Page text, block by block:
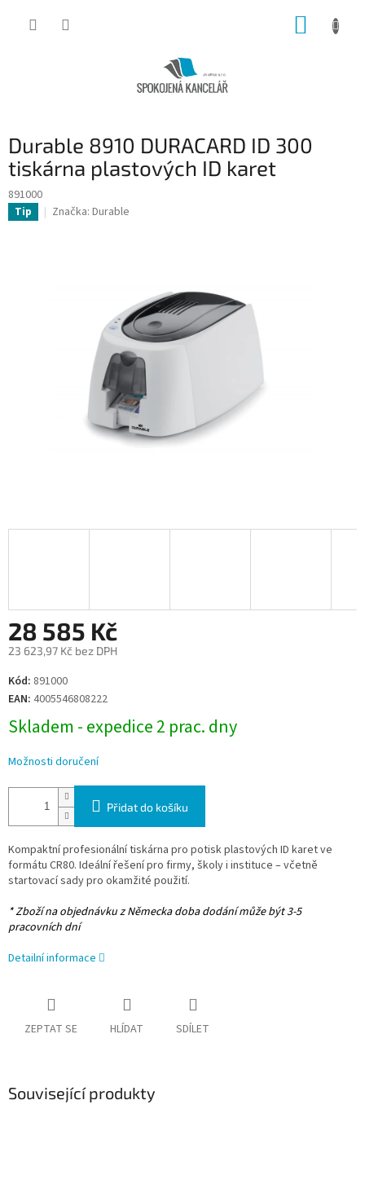
Durable 8910 DURACARD ID 300
tiskárna plastových ID karet
891000
Tip Značka: Durable
28 585 Kč
23 623,97 Kč bez DPH
Měrná
cena:
Kód: 891000
EAN: 4005546808222
Skladem - expedice 2 prac. dny
Možnosti doručení
Přidat do košíku
Kompaktní profesionální tiskárna pro potisk plastových ID karet ve
formátu CR80. Ideální řešení pro firmy, školy i instituce – včetně
startovací sady pro okamžité použití.
* Zboží na objednávku z Německa doba dodání může být 3-5
pracovních dní
Detailní informace
ZEPTAT SE HLÍDAT SDÍLET
Související produkty